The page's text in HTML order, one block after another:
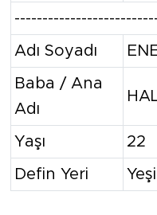
Adı Soyadı
Baba / Ana
Adı
Yaşı 22
Defin Yeri